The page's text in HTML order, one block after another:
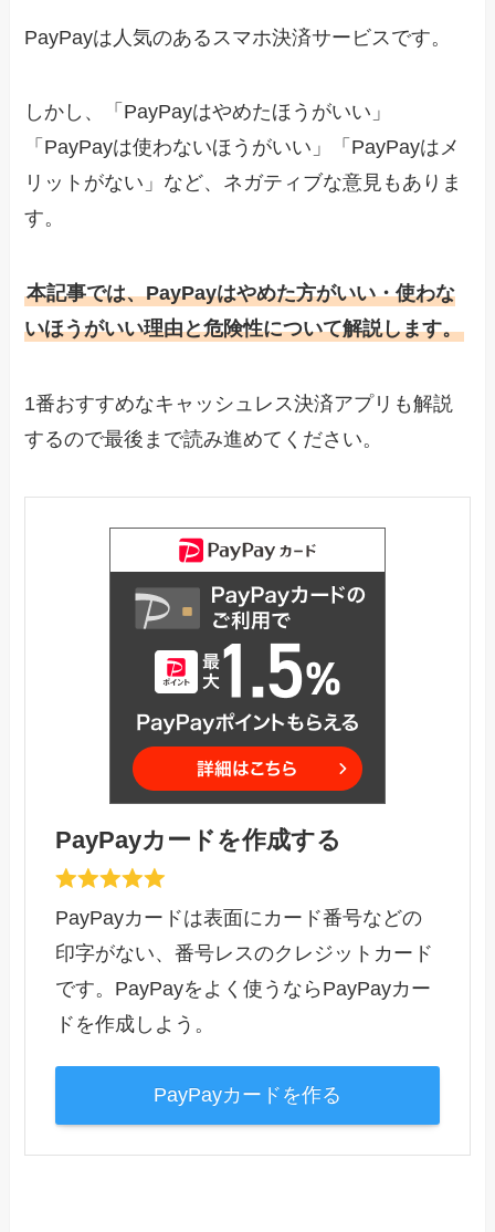
PayPayは人気のあるスマホ決済サービスです。
しかし、「PayPayはやめたほうがいい」
「PayPayは使わないほうがいい」「PayPayはメ
リットがない」など、ネガティブな意見もありま
す。
本記事では、PayPayはやめた方がいい・使わな
いほうがいい理由と危険性について解説します。
1番おすすめなキャッシュレス決済アプリも解説
するので最後まで読み進めてください。
PayPayカードを作成する
PayPayカードは表面にカード番号などの
印字がない、番号レスのクレジットカード
です。PayPayをよく使うならPayPayカー
ドを作成しよう。
PayPayカードを作る